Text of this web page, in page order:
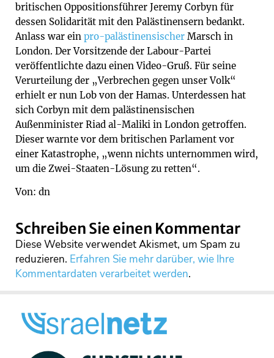
britischen Oppositionsführer Jeremy Corbyn für
dessen Solidarität mit den Palästinensern bedankt.
Anlass war ein pro-palästinensischer Marsch in
London. Der Vorsitzende der Labour-Partei
veröffentlichte dazu einen Video-Gruß. Für seine
Verurteilung der „Verbrechen gegen unser Volk“
erhielt er nun Lob von der Hamas. Unterdessen hat
sich Corbyn mit dem palästinensischen
Außenminister Riad al-Maliki in London getroffen.
Dieser warnte vor dem britischen Parlament vor
einer Katastrophe, „wenn nichts unternommen wird,
um die Zwei-Staaten-Lösung zu retten“.
Von: dn
Schreiben Sie einen Kommentar
Diese Website verwendet Akismet, um Spam zu
reduzieren. Erfahren Sie mehr darüber, wie Ihre
Kommentardaten verarbeitet werden.